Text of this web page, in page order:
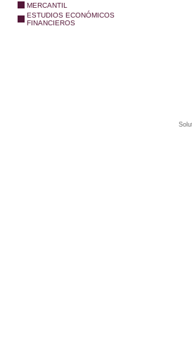
MERCANTIL
ESTUDIOS ECONÓMICOS
FINANCIEROS